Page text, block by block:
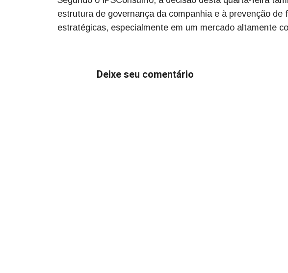
estrutura de governança da companhia e à prevenção de
estratégicas, especialmente em um mercado altamente
Deixe seu comentário